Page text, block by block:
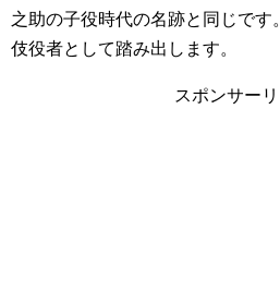
之助の子役時代の名跡と同じで
伎役者として踏み出します。
スポンサー